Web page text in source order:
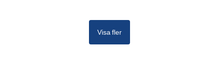
Visa fler